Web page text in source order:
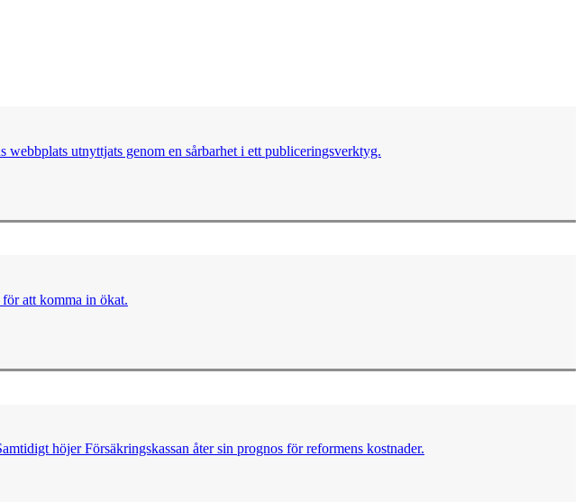
webbplats utnyttjats genom en sårbarhet i ett publiceringsverktyg.
att komma in ökat.
höjer Försäkringskassan åter sin prognos för reformens kostnader.